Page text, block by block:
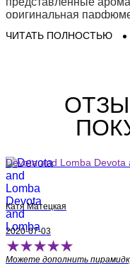
оригинальная
Девота енд Ломба
ЧИТАТЬ ПОЛНОСТЬЮ
Devota and Lomba Devota
Катя Матецкая
2020-07-03
Можете дополнить